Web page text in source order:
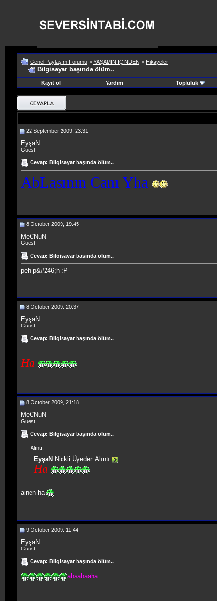
Genel Paylaşım Forumu > YAŞAMIN IÇINDEN > Hikayeler
Bilgisayar başında ölüm..
Kayıt ol Yardım Topluluk
22 September 2009, 23:31
EyşaN
Guest
Cevap: Bilgisayar başında ölüm..
AbLasının Canı Yha
8 October 2009, 19:45
MeCNuN
Guest
Cevap: Bilgisayar başında ölüm..
peh p&#246;h :P
8 October 2009, 20:37
EyşaN
Guest
Cevap: Bilgisayar başında ölüm..
Ha
8 October 2009, 21:18
MeCNuN
Guest
Cevap: Bilgisayar başında ölüm..
Alıntı:
EyşaN Nickli Üyeden Alıntı
Ha
ainen ha
9 October 2009, 11:44
EyşaN
Guest
Cevap: Bilgisayar başında ölüm..
ahaahaaha